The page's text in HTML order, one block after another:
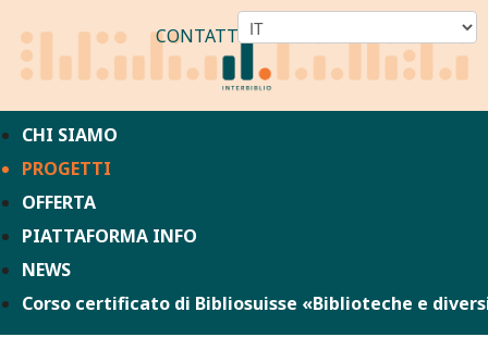
CONTATTO
CHI SIAMO
PROGETTI
OFFERTA
PIATTAFORMA INFO
NEWS
Corso certificato di Bibliosuisse «Biblioteche e